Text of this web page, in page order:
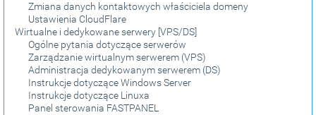
Zmiana danych kontaktowych właściciela domeny
Ustawienia CloudFlare
Wirtualne i dedykowane serwery [VPS/DS]
Ogólne pytania dotyczące serwerów
Zarządzanie wirtualnym serwerem (VPS)
Administracja dedykowanym serwerem (DS)
Instrukcje dotyczące Windows Server
Instrukcje dotyczące Linuxa
Panel sterowania FASTPANEL